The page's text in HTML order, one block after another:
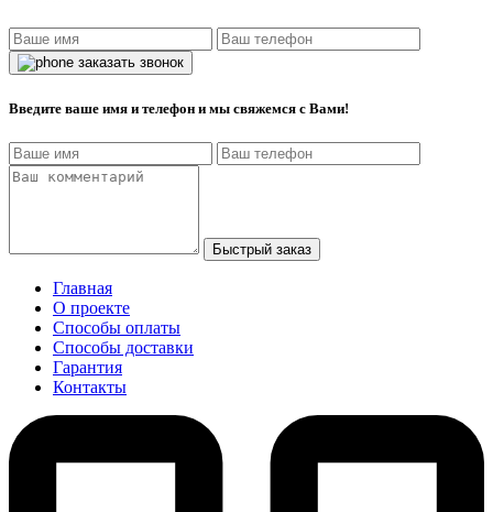
заказать звонок
Введите ваше имя и телефон и мы свяжемся с Вами!
Быстрый заказ
Главная
О проекте
Способы оплаты
Способы доставки
Гарантия
Контакты